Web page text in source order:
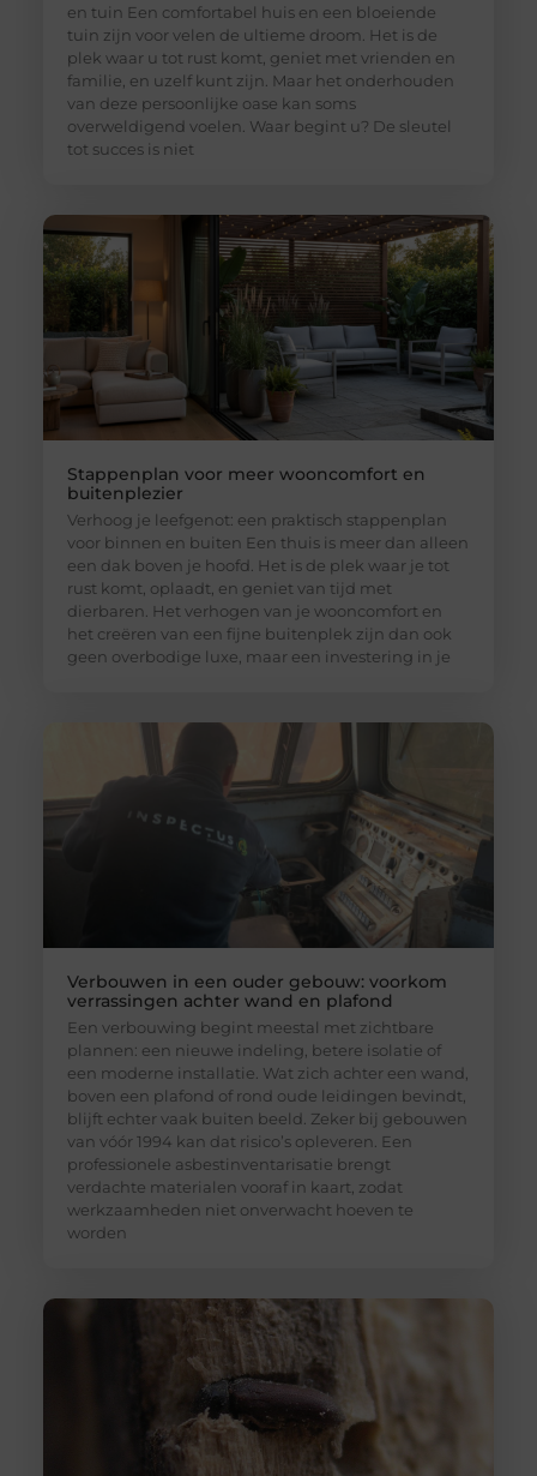
en tuin Een comfortabel huis en een bloeiende
tuin zijn voor velen de ultieme droom. Het is de
plek waar u tot rust komt, geniet met vrienden en
familie, en uzelf kunt zijn. Maar het onderhouden
van deze persoonlijke oase kan soms
overweldigend voelen. Waar begint u? De sleutel
tot succes is niet
Stappenplan voor meer wooncomfort en
buitenplezier
Verhoog je leefgenot: een praktisch stappenplan
voor binnen en buiten Een thuis is meer dan alleen
een dak boven je hoofd. Het is de plek waar je tot
rust komt, oplaadt, en geniet van tijd met
dierbaren. Het verhogen van je wooncomfort en
het creëren van een fijne buitenplek zijn dan ook
geen overbodige luxe, maar een investering in je
Verbouwen in een ouder gebouw: voorkom
verrassingen achter wand en plafond
Een verbouwing begint meestal met zichtbare
plannen: een nieuwe indeling, betere isolatie of
een moderne installatie. Wat zich achter een wand,
boven een plafond of rond oude leidingen bevindt,
blijft echter vaak buiten beeld. Zeker bij gebouwen
van vóór 1994 kan dat risico’s opleveren. Een
professionele asbestinventarisatie brengt
verdachte materialen vooraf in kaart, zodat
werkzaamheden niet onverwacht hoeven te
worden